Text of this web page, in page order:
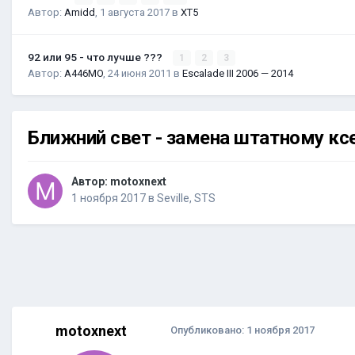
Автор: Amidd 1 августа 2017 в XT5
92 или 95 - что лучше ??? 1 2 3
Автор: A446MO 24 июня 2011 в Escalade III 2006 — 2014
Ближний свет - замена штатному
Автор: motoxnext
1 ноября 2017в Seville, STS
motoxnext Опубликовано: 1 ноября 2017